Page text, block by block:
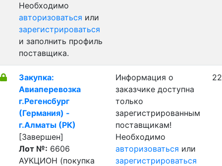
Необходимо
авторизоваться или
зарегистрироваться
и заполнить профиль
поставщика.
Закупка:
Авиаперевозка
г.Регенсбург
(Германия) -
г.Алматы (РК)
[Завершен]
Лот №: 6606
АУКЦИОН (покупка
Информация о
заказчике доступна
только
зарегистрированным
поставщикам!
Необходимо
авторизоваться или
зарегистрироваться